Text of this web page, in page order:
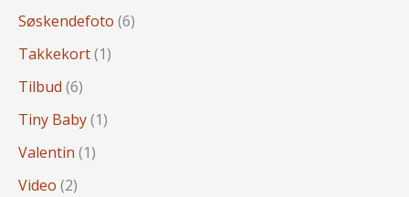
Søskendefoto (6)
Takkekort(1)
Tilbud (6)
Tiny Baby(1)
Valentin (1)
Video (2)